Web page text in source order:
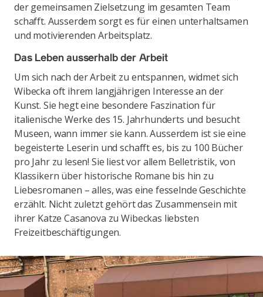
der gemeinsamen Zielsetzung im gesamten Team
schafft. Ausserdem sorgt es für einen unterhaltsamen
und motivierenden Arbeitsplatz.
Das Leben ausserhalb der Arbeit
Um sich nach der Arbeit zu entspannen, widmet sich
Wibecka oft ihrem langjährigen Interesse an der
Kunst. Sie hegt eine besondere Faszination für
italienische Werke des 15. Jahrhunderts und besucht
Museen, wann immer sie kann. Ausserdem ist sie eine
begeisterte Leserin und schafft es, bis zu 100 Bücher
pro Jahr zu lesen! Sie liest vor allem Belletristik, von
Klassikern über historische Romane bis hin zu
Liebesromanen – alles, was eine fesselnde Geschichte
erzählt. Nicht zuletzt gehört das Zusammensein mit
ihrer Katze Casanova zu Wibeckas liebsten
Freizeitbeschäftigungen.